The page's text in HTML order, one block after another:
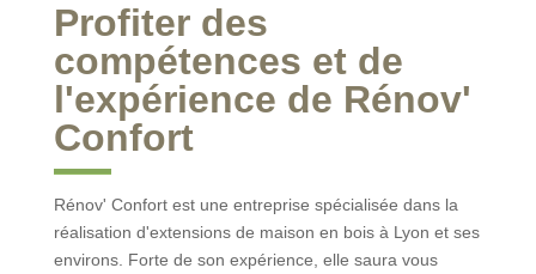
Profiter des
compétences et de
l'expérience de Rénov'
Confort
Rénov' Confort est une entreprise spécialisée dans la
réalisation d'extensions de maison en bois à Lyon et ses
environs. Forte de son expérience, elle saura vous